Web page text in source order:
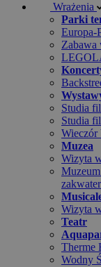
Wrażenia
Parki
Europa-
Zabawa
Studia
Studia
Wieczór
Muzea
Wizyta
Wizyta
Teatr
Therme
Wodny